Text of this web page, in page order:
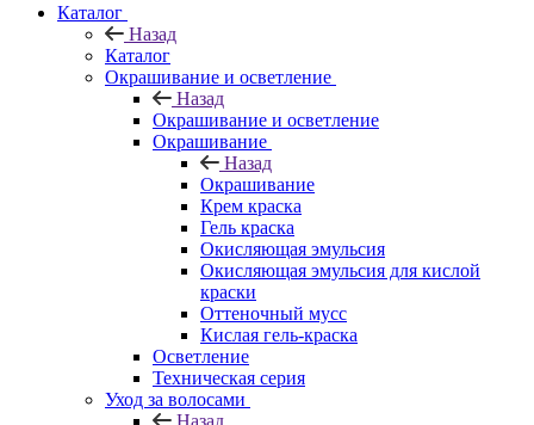
Каталог
Назад
Каталог
Окрашивание и осветление
Назад
Окрашивание и осветление
Окрашивание
Назад
Окрашивание
Крем краска
Гель краска
Окисляющая эмульсия
Окисляющая эмульсия для кислой
краски
Оттеночный мусс
Кислая гель-краска
Осветление
Техническая серия
Уход за волосами
Назад